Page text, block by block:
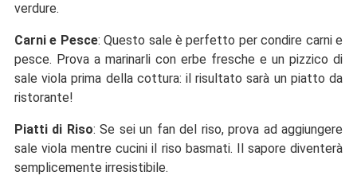
verdure.
Carni e Pesce: Questo sale è perfetto per condire carni e
pesce. Prova a marinarli con erbe fresche e un pizzico di
sale viola prima della cottura: il risultato sarà un piatto da
ristorante!
Piatti di Riso: Se sei un fan del riso, prova ad aggiungere
sale viola mentre cucini il riso basmati. Il sapore diventerà
semplicemente irresistibile.